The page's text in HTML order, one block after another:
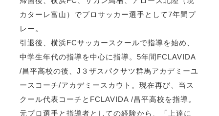
カターレ富山）でプロサッカー選手として7年間プ
レー。
引退後、横浜FCサッカースクールで指導を始め、
中学生年代の指導を中心に指導。5年間FCLAVIDA
/昌平高校の後、J３ザスパクサツ群馬アカデミーユ
ースコーチ/アカデミースカウト。現在再び、当ス
クール代表コーチとFCLAVIDA /昌平高校を指導。
元プロ選手と指導者としての経験から、「上達に